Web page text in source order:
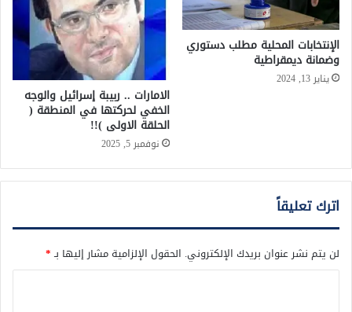
الإنتخابات المحلية مطلب دستوري
وضمانة ديمقراطية
يناير 13, 2024
الامارات .. ربيبة إسرائيل والوجه
الخفي لحركتها في المنطقة (
الحلقة الاولى )!!
نوفمبر 5, 2025
اترك تعليقاً
لن يتم نشر عنوان بريدك الإلكتروني. الحقول الإلزامية مشار إليها بـ*